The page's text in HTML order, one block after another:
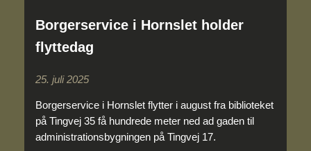
Borgerservice i Hornslet holder
flyttedag
25. juli 2025
Borgerservice i Hornslet flytter i august fra biblioteket
på Tingvej 35 få hundrede meter ned ad gaden til
administrationsbygningen på Tingvej 17.